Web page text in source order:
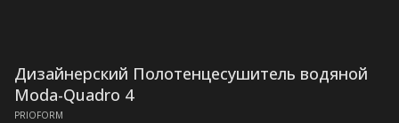
Дизайнерский Полотенцесушитель водяной
Moda-Quadro 4
PRIOFORM